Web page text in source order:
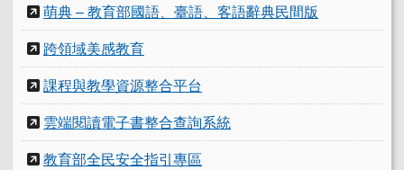
萌典 – 教育部國語、臺語、客語辭典民間版
跨領域美感教育
課程與教學資源整合平台
雲端閱讀電子書整合查詢系統
教育部全民安全指引專區